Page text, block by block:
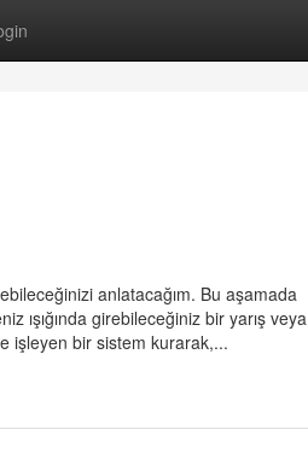
anlatacağım. Bu aşamada
ışığında girebileceğiniz bir yarış veya
işleyen bir sistem kurarak,...